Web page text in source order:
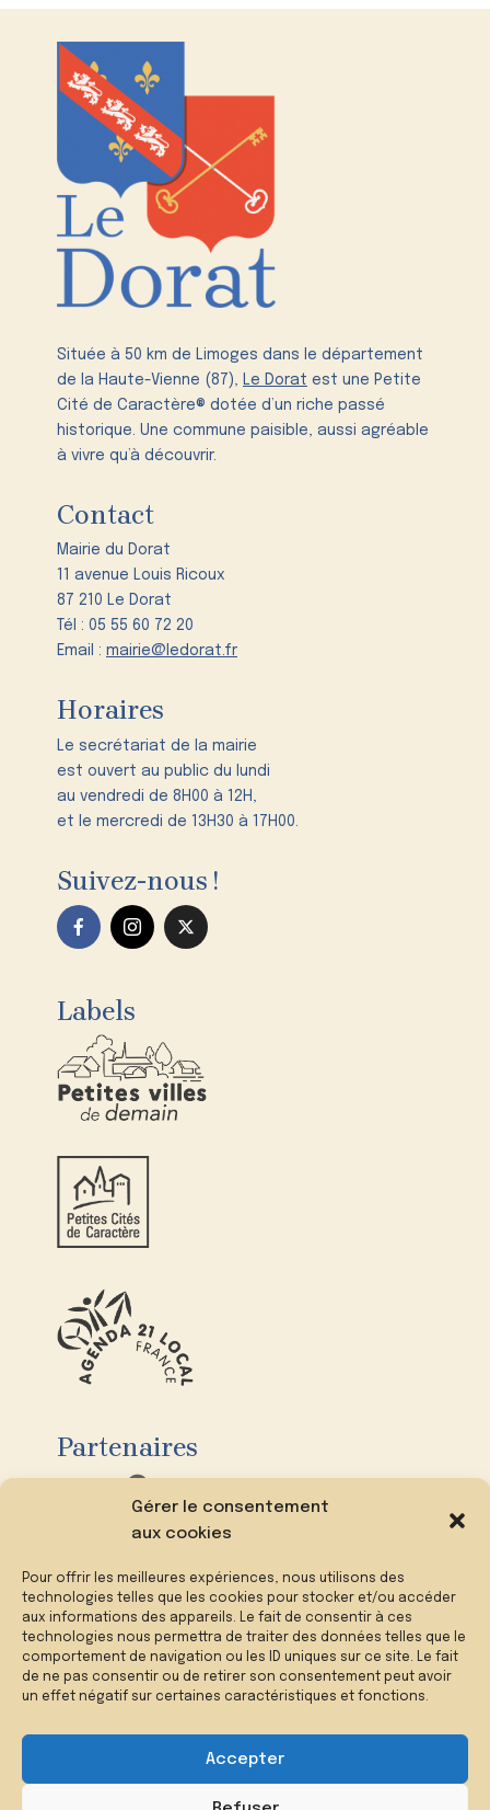
Gérer le consentement
aux cookies
Pour offrir les meilleures expériences, nous utilisons des
technologies telles que les cookies pour stocker et/ou accéder
aux informations des appareils. Le fait de consentir à ces
technologies nous permettra de traiter des données telles que le
comportement de navigation ou les ID uniques sur ce site. Le fait
de ne pas consentir ou de retirer son consentement peut avoir
un effet négatif sur certaines caractéristiques et fonctions.
Accepter
Située à 50 km de Limoges dans le département
de la Haute-Vienne (87), Le Dorat est une Petite
Cité de Caractère® dotée d’un riche passé
historique. Une commune paisible, aussi agréable
à vivre qu’à découvrir.
Contact
Mairie du Dorat
11 avenue Louis Ricoux
87 210 Le Dorat
Tél : 05 55 60 72 20
Email : mairie@ledorat.fr
Horaires
Le secrétariat de la mairie
est ouvert au public du lundi
au vendredi de 8H00 à 12H,
et le mercredi de 13H30 à 17H00.
Suivez-nous !
Labels
Partenaires